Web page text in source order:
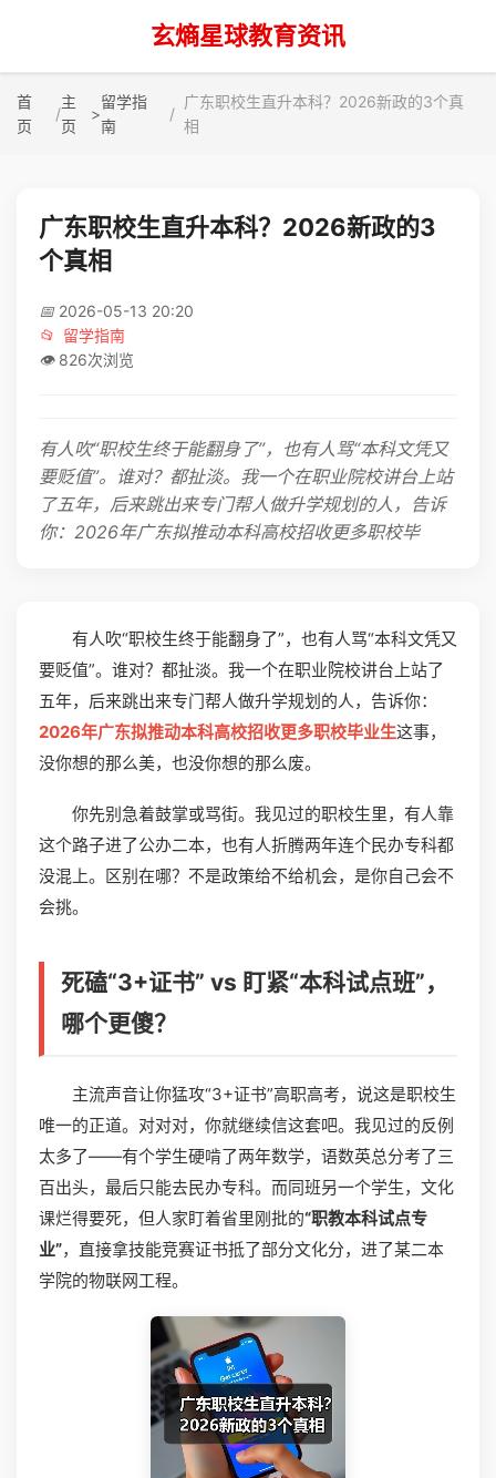
玄熵星球教育资讯
首
页
主
页
>
留学指
南
广东职校生直升本科？2026新政的3个真
相
广东职校生直升本科？2026新政的3
个真相
📅 2026-05-13 20:20
📂 留学指南
👁️ 826次浏览
有人吹“职校生终于能翻身了”，也有人骂“本科文凭又
要贬值”。谁对？都扯淡。我一个在职业院校讲台上站
了五年，后来跳出来专门帮人做升学规划的人，告诉
你：2026年广东拟推动本科高校招收更多职校毕
有人吹“职校生终于能翻身了”，也有人骂“本科文凭又
要贬值”。谁对？都扯淡。我一个在职业院校讲台上站了
五年，后来跳出来专门帮人做升学规划的人，告诉你：
2026年广东拟推动本科高校招收更多职校毕业生这事，
没你想的那么美，也没你想的那么废。
你先别急着鼓掌或骂街。我见过的职校生里，有人靠
这个路子进了公办二本，也有人折腾两年连个民办专科都
没混上。区别在哪？不是政策给不给机会，是你自己会不
会挑。
死磕“3+证书” vs 盯紧“本科试点班”，
哪个更傻？
主流声音让你猛攻“3+证书”高职高考，说这是职校生
唯一的正道。对对对，你就继续信这套吧。我见过的反例
太多了——有个学生硬啃了两年数学，语数英总分考了三
百出头，最后只能去民办专科。而同班另一个学生，文化
课烂得要死，但人家盯着省里刚批的“职教本科试点专
业”，直接拿技能竞赛证书抵了部分文化分，进了某二本
学院的物联网工程。